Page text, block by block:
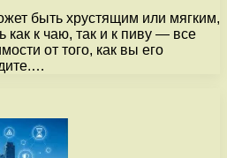
быть хрустящим или мягким,
как к чаю, так и к пиву — все
от того, как вы его